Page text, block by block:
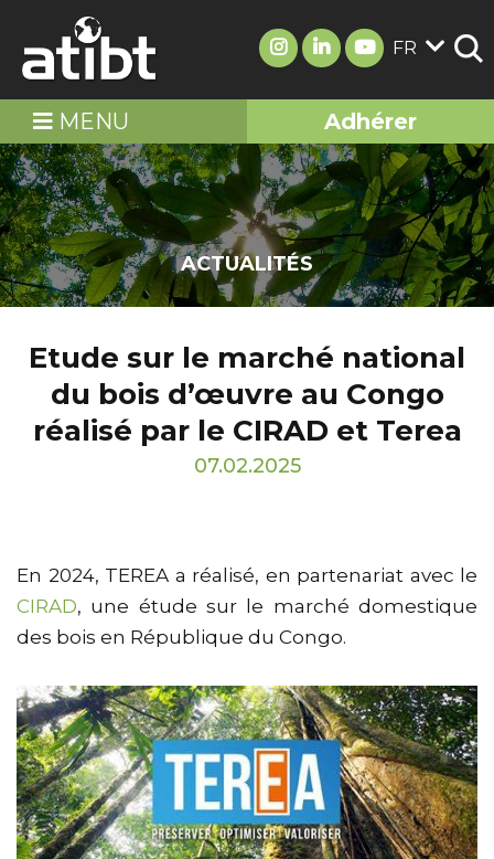
FR
MENU Adhérer
ACTUALITÉS
Etude sur le marché national
du bois d’œuvre au Congo
réalisé par le CIRAD et Terea
07.02.2025
En 2024, TEREA a réalisé, en partenariat avec le
CIRAD, une étude sur le marché domestique
des bois en République du Congo.